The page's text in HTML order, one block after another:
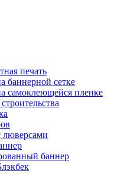
печать
баннерной сетке
самоклеющейся пленке
люверсами
баннер